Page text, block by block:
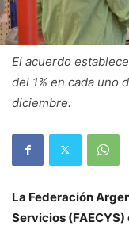
El acuerdo
del 1% en cada uno
diciembre.
La Federación
Servicios